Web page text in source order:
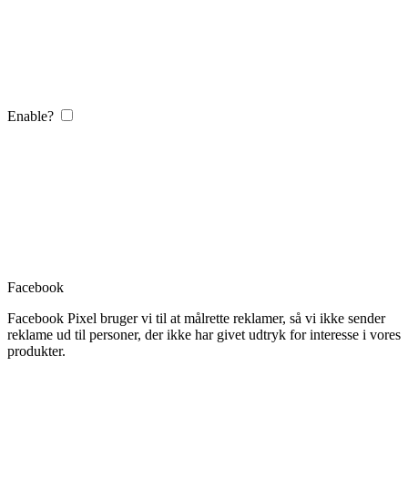
Enable?
Facebook
Facebook Pixel bruger vi til at målrette reklamer, så vi ikke sender
reklame ud til personer, der ikke har givet udtryk for interesse i vores
produkter.